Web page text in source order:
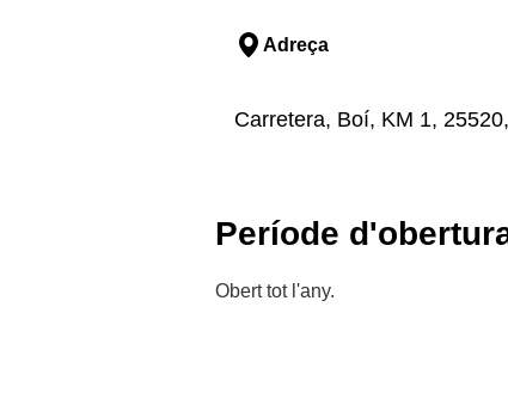
Adreça
Carretera, Boí, KM 1,
Període
Obert tot l'any.